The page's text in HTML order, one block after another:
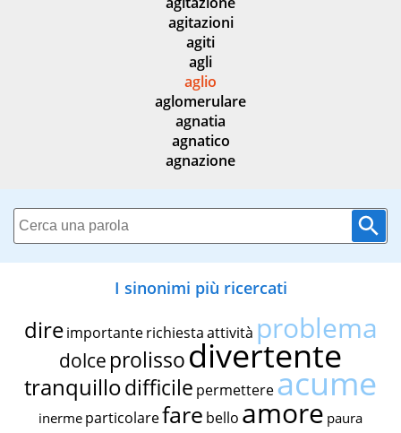
agitazioni
agiti
agli
aglio
aglomerulare
agnatia
agnatico
agnazione
I sinonimi più ricercati
dire importante richiestaattività problema
dolce prolissodivertente
tranquillodifficile permettereacume
inerme particolarefare bello amore paura